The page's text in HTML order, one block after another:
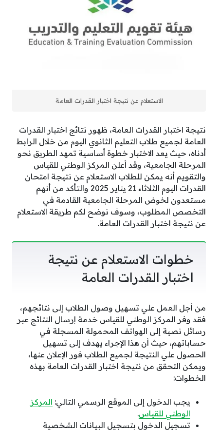
الاستعلام عن نتيجة اختبار القدرات العامة
نتيجة اختبار القدرات العامة، ظهور نتائج اختبار القدرات
العامة لجميع طلاب التعليم الثانوي اليوم من خلال الرابط
أدناه، حيث يعد الاختبار خطوة أساسية تمهد الطريق نحو
المرحلة الجامعية، وقد أعلن المركز الوطني للقياس
والتقويم أنه يمكن للطلاب الاستعلام عن نتيجة امتحان
القدرات اليوم الثلاثاء 21 يناير 2025 والتأكد من أنهم
مستعدون لخوض المرحلة الجامعية القادمة في
التخصص المطلوب، وسوف نوضح لكم طريقة الاستعلام
عن نتيجة اختبار القدرات العامة.
خطوات الاستعلام عن نتيجة
اختبار القدرات العامة
من أجل العمل علي تسهيل وصول الطلاب إلى نتائجهم،
فقد وفر المركز الوطني للقياس خدمة إرسال النتائج عبر
رسائل نصية إلى الهواتف المحمولة المسجلة في
حساباتهم، حيث أن هذا الإجراء يهدف إلى تسهيل
الحصول علي النتيجة لجميع الطلاب فور الإعلان عنها،
ويمكن التحقق من نتيجة اختبار القدرات العامة بهذه
الخطوات:
يجب الدخول إلى الموقع الرسمي التالي: المركز
الوطني للقياس.
تسجيل الدخول بتسجيل البيانات الشخصية